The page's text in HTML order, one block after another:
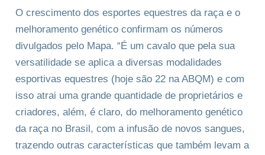
O crescimento dos esportes equestres da raça e o
melhoramento genético confirmam os números
divulgados pelo Mapa. “É um cavalo que pela sua
versatilidade se aplica a diversas modalidades
esportivas equestres (hoje são 22 na ABQM) e com
isso atrai uma grande quantidade de proprietários e
criadores, além, é claro, do melhoramento genético
da raça no Brasil, com a infusão de novos sangues,
trazendo outras características que também levam a